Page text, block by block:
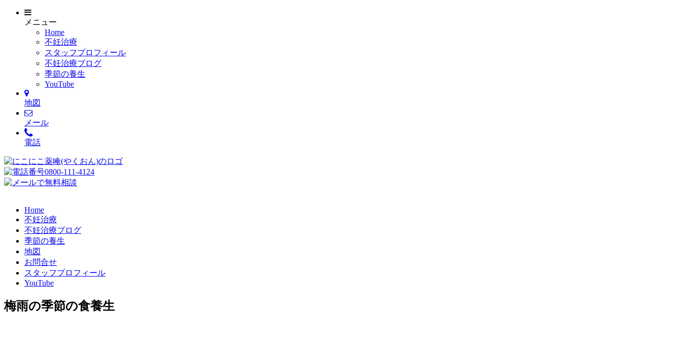
メニュー
Home
不妊治療
スタッフプロフィール
不妊治療ブログ
季節の養生
YouTube
地図
メール
電話
Home
不妊治療
不妊治療ブログ
季節の養生
地図
お問合せ
スタッフプロフィール
YouTube
梅雨の季節の食養生